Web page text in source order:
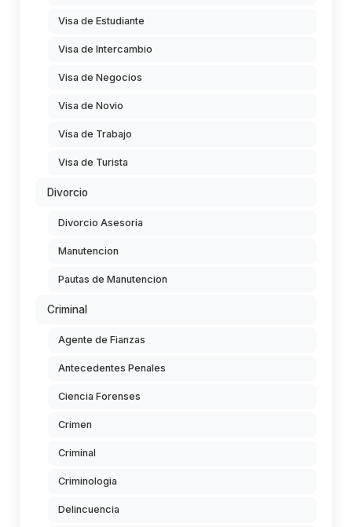
Visa de Estudiante
Visa de Intercambio
Visa de Negocios
Visa de Novio
Visa de Trabajo
Visa de Turista
Divorcio
Divorcio Asesoria
Manutencion
Pautas de Manutencion
Criminal
Agente de Fianzas
Antecedentes Penales
Ciencia Forenses
Crimen
Criminal
Criminologia
Delincuencia